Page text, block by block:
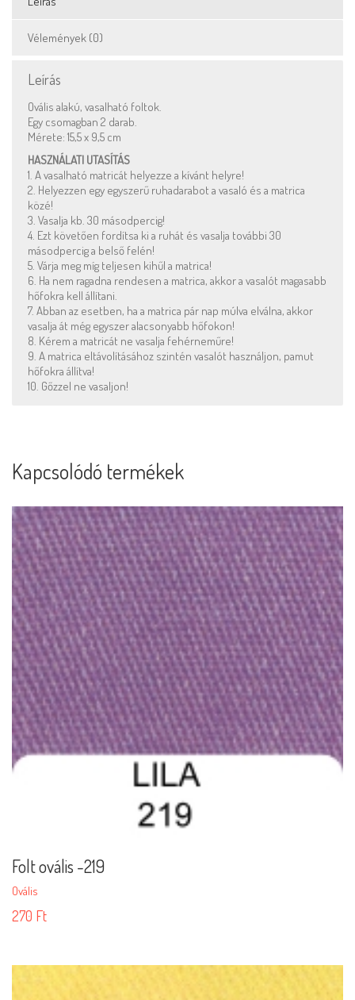
Vélemények (0)
Leírás
Ovális alakú, vasalható foltok.
Egy csomagban 2 darab.
Mérete: 15,5 x 9,5 cm
HASZNÁLATI UTASÍTÁS
1. A vasalható matricát helyezze a kívánt helyre!
2. Helyezzen egy egyszerű ruhadarabot a vasaló és a matrica
közé!
3. Vasalja kb. 30 másodpercig!
4. Ezt követően fordítsa ki a ruhát és vasalja további 30
másodpercig a belső felén!
5. Várja meg míg teljesen kihűl a matrica!
6. Ha nem ragadna rendesen a matrica, akkor a vasalót magasabb
hőfokra kell állítani.
7. Abban az esetben, ha a matrica pár nap múlva elválna, akkor
vasalja át még egyszer alacsonyabb hőfokon!
8. Kérem a matricát ne vasalja fehérneműre!
9. A matrica eltávolításához szintén vasalót használjon, pamut
hőfokra állítva!
10. Gőzzel ne vasaljon!
Kapcsolódó termékek
Folt ovális -219
Ovális
270 Ft